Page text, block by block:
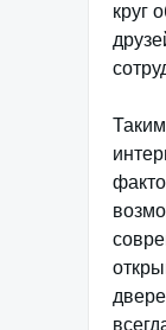
круг